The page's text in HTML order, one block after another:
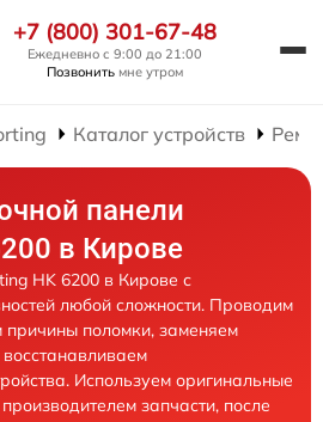
+7 (800) 301-67-48
Ежедневно с 9:00 до 21:00
Позвонить мне утром
Каталог устройств
панели
в Кирове
HK 6200 в Кирове с
любой сложности. Проводим
причины поломки, заменяем
Используем оригинальные
запчасти, после